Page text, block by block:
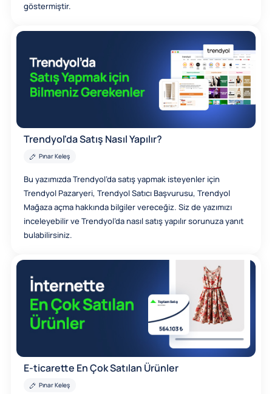
göstermiştir.
Trendyol'da Satış Nasıl Yapılır?
Pınar Keleş
Bu yazımızda Trendyol’da satış yapmak isteyenler için
Trendyol Pazaryeri, Trendyol Satıcı Başvurusu, Trendyol
Mağaza açma hakkında bilgiler vereceğiz. Siz de yazımızı
inceleyebilir ve Trendyol’da nasıl satış yapılır sorunuza yanıt
bulabilirsiniz.
E-ticarette En Çok Satılan Ürünler
Pınar Keleş